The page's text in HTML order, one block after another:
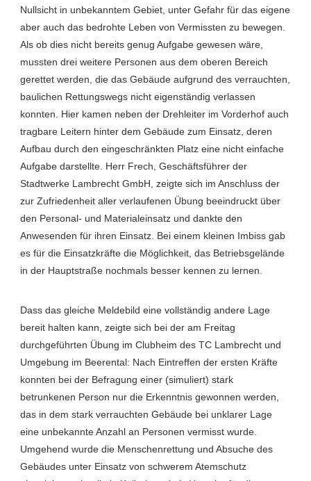
Nullsicht in unbekanntem Gebiet, unter Gefahr für das eigene
aber auch das bedrohte Leben von Vermissten zu bewegen.
Als ob dies nicht bereits genug Aufgabe gewesen wäre,
mussten drei weitere Personen aus dem oberen Bereich
gerettet werden, die das Gebäude aufgrund des verrauchten,
baulichen Rettungswegs nicht eigenständig verlassen
konnten. Hier kamen neben der Drehleiter im Vorderhof auch
tragbare Leitern hinter dem Gebäude zum Einsatz, deren
Aufbau durch den eingeschränkten Platz eine nicht einfache
Aufgabe darstellte. Herr Frech, Geschäftsführer der
Stadtwerke Lambrecht GmbH, zeigte sich im Anschluss der
zur Zufriedenheit aller verlaufenen Übung beeindruckt über
den Personal- und Materialeinsatz und dankte den
Anwesenden für ihren Einsatz. Bei einem kleinen Imbiss gab
es für die Einsatzkräfte die Möglichkeit, das Betriebsgelände
in der Hauptstraße nochmals besser kennen zu lernen.
Dass das gleiche Meldebild eine vollständig andere Lage
bereit halten kann, zeigte sich bei der am Freitag
durchgeführten Übung im Clubheim des TC Lambrecht und
Umgebung im Beerental: Nach Eintreffen der ersten Kräfte
konnten bei der Befragung einer (simuliert) stark
betrunkenen Person nur die Erkenntnis gewonnen werden,
das in dem stark verrauchten Gebäude bei unklarer Lage
eine unbekannte Anzahl an Personen vermisst wurde.
Umgehend wurde die Menschenrettung und Absuche des
Gebäudes unter Einsatz von schwerem Atemschutz